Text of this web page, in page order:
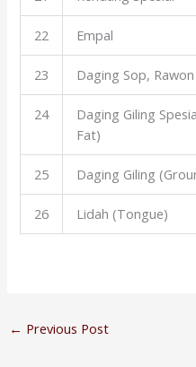
22 Empal
23 Daging Sop,
24
Daging Giling
Fat)
25 Daging Giling
26 Lidah (Tongue)
← Previous Post